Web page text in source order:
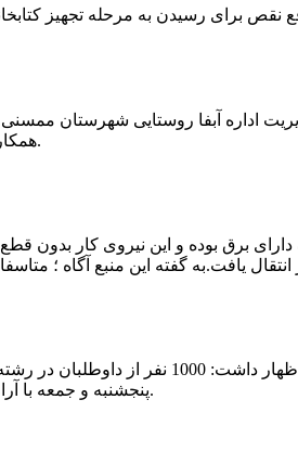
اشاره کرد، تغییر مدیریت اداره آبفا
همکارانش خداحافظی کرد.مراسم تودیع و معارفه وی امروز برگزار گردید.
برق بوده و این نیروی کار بدون
شهرام رحمانی سرپرست دانشگاه پیام نور
پنجشنبه و جمعه با آرامش کامل وفضای مناسب در این مرکز دانشگاهی به رقابت پرداختند.